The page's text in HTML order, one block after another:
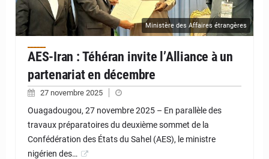
Ministère des Affaires étrangères
AES-Iran : Téhéran invite l’Alliance à un
partenariat en décembre
27 novembre 2025
Ouagadougou, 27 novembre 2025 – En parallèle des
travaux préparatoires du deuxième sommet de la
Confédération des États du Sahel (AES), le ministre
nigérien des…